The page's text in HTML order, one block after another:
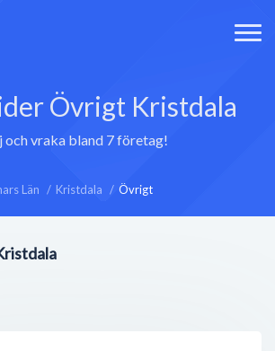
Övrigt Kristdala
och vraka bland 7 företag!
Län Kristdala Övrigt